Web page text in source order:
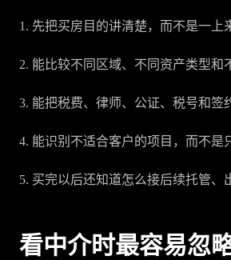
1. 先把买房目的讲清楚，而不是一上
2. 能比较不同区域、不同资产类型和
3. 能把税费、律师、公证、税号和签
4. 能识别不适合客户的项目，而不是
5. 买完以后还知道怎么接后续托管、
看中介时最容易忽